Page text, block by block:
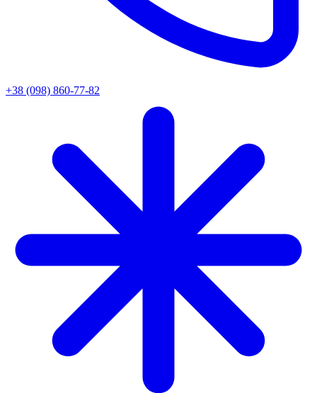
+38 (098) 860-77-82